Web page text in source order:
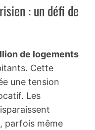
: un défi de
de logements
Cette
une tension
Les
parfois même